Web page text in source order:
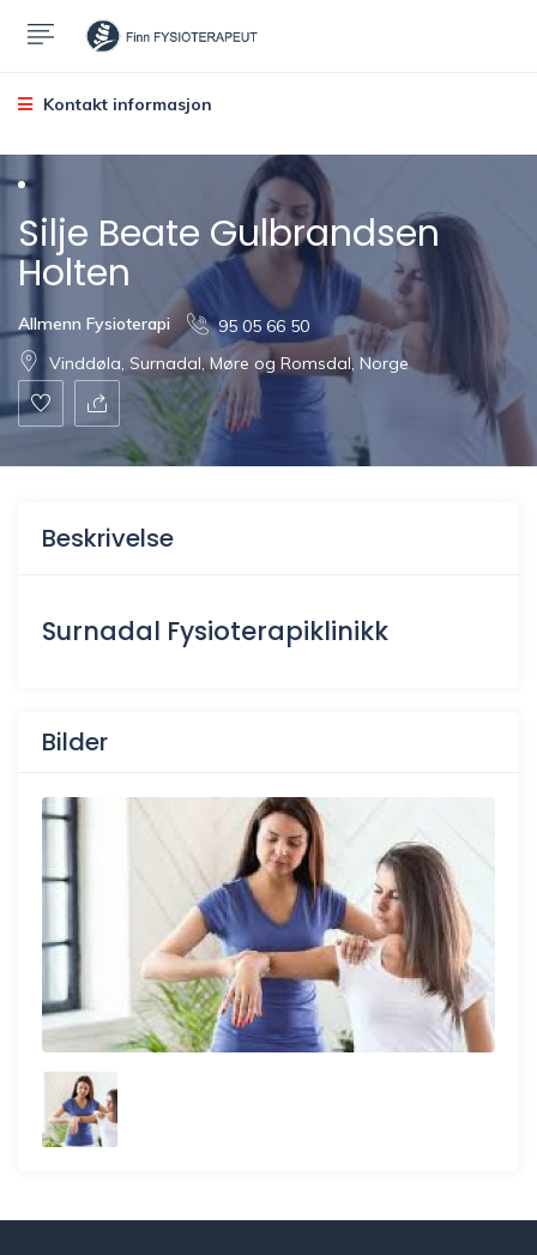
Kontakt informasjon
Silje Beate Gulbrandsen
Holten
Allmenn Fysioterapi
95 05 66 50
Vinddøla, Surnadal, Møre og Romsdal, Norge
Beskrivelse
Surnadal Fysioterapiklinikk
Bilder